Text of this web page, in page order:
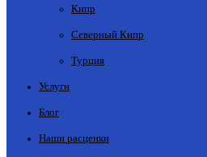
Кипр
Северный Кипр
Турция
Услуги
Блог
Наши расценки